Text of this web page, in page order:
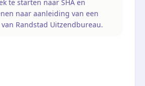
te starten naar SHA en
naar aanleiding van een
Randstad Uitzendbureau.